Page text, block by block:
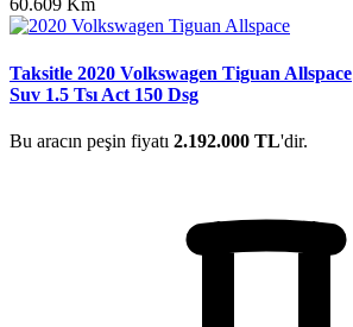
60.609 Km
Taksitle 2020 Volkswagen Tiguan Allspace
Suv 1.5 Tsı Act 150 Dsg
Bu aracın peşin fiyatı 2.192.000 TL'dir.